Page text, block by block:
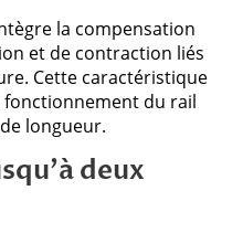
la compensation
et de contraction liés
Cette caractéristique
du rail
longueur.
deux